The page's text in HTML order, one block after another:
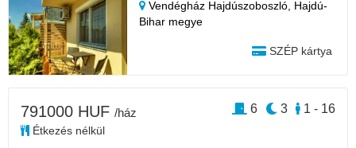
Vendégház Hajdúszoboszló, Hajdú-
Bihar megye
SZÉP kártya
791000 HUF /ház
Étkezés nélkül
1 - 16
3
6